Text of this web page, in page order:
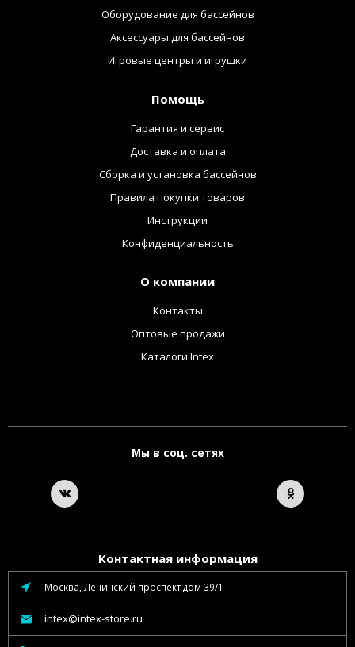
Оборудование для бассейнов
Аксессуары для бассейнов
Игровые центры и игрушки
Помощь
Гарантия и сервис
Доставка и оплата
Сборка и установка бассейнов
Правила покупки товаров
Инструкции
Конфиденциальность
О компании
Контакты
Оптовые продажи
Каталоги Intex
Мы в соц. сетях
Контактная информация
Москва, Ленинский проспект дом 39/1
intex@intex-store.ru